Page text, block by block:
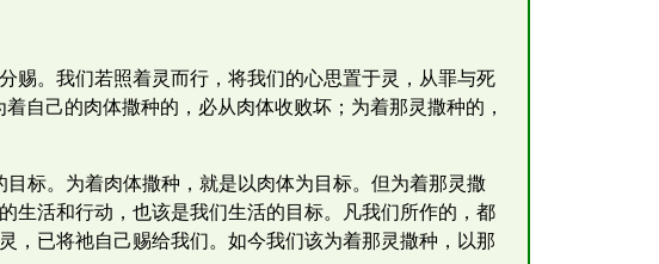
赐。我们若照着灵而行，将我们的心思置于灵，从罪与死
自己的肉体撒种的，必从肉体收败坏；为着那灵撒种的，
标。为着肉体撒种，就是以肉体为目标。但为着那灵撒
生活和行动，也该是我们生活的目标。凡我们所作的，都
，已将祂自己赐给我们。如今我们该为着那灵撒种，以那